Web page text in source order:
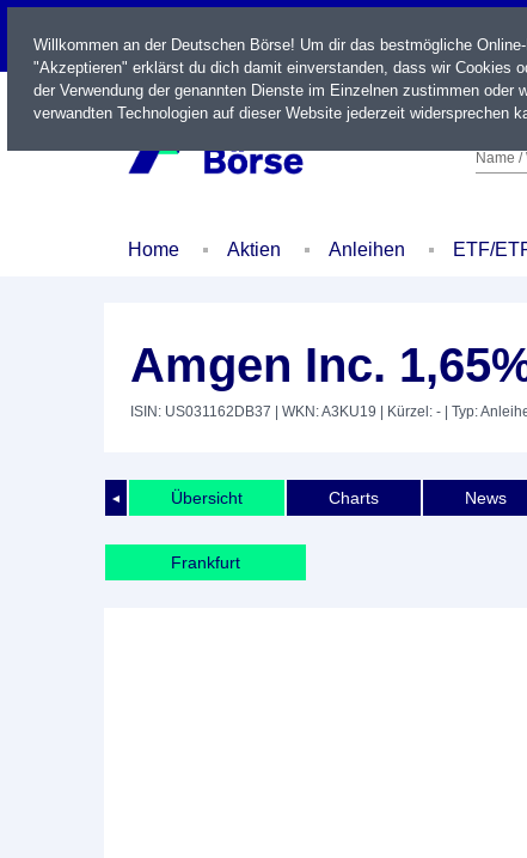
LIVE
Name /
Home Aktien Anleihen ETF/
Amgen Inc.
ISIN: US031162DB37 | WKN: A3KU19 | Kürzel: - | Typ:
◄ Übersicht Charts News
Frankfurt
Willkommen an der Deutschen Börse! Um dir das bestmögliche
"Akzeptieren" erklärst du dich damit einverstanden, dass wir Cookies
der Verwendung der genannten Dienste im Einzelnen zustimmen
verwandten Technologien auf dieser Website jederzeit widersprechen